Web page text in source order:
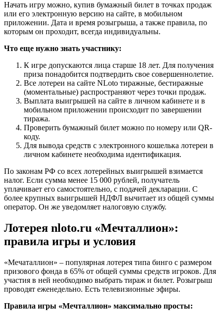
Начать игру можно, купив бумажный билет в точках продаж
или его электронную версию на сайте, в мобильном
приложении. Дата и время розыгрыша, а также правила, по
которым он проходит, всегда индивидуальны.
Что еще нужно знать участнику:
К игре допускаются лица старше 18 лет. Для получения
приза понадобится подтвердить свое совершеннолетие.
Все лотереи на сайте NLoto тиражные, бестиражные
(моментальные) распространяют через точки продаж.
Выплата выигрышей на сайте в личном кабинете и в
мобильном приложении происходит по завершении
тиража.
Проверить бумажный билет можно по номеру или QR-
коду.
Для вывода средств с электронного кошелька лотереи в
личном кабинете необходима идентификация.
По законам РФ со всех лотерейных выигрышей взимается
налог. Если сумма менее 15 000 рублей, получатель
уплачивает его самостоятельно, с подачей декларации. С
более крупных выигрышей НДФЛ вычитает из общей суммы
оператор. Он же уведомляет налоговую службу.
Лотерея nloto.ru «Мечталлион»:
правила игры и условия
«Мечаталлион» – популярная лотерея типа бинго с размером
призового фонда в 65% от общей суммы средств игроков. Для
участия в ней необходимо выбрать тираж и билет. Розыгрыш
проводят еженедельно. Есть телевизионные эфиры.
Правила игры «Мечталлион» максимально просты: